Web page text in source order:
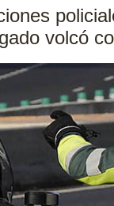
volcó